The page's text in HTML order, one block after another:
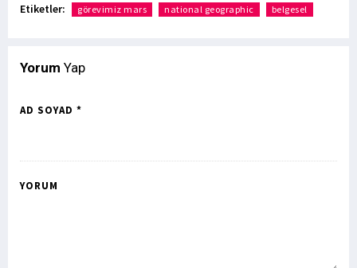
Etiketler: görevimiz mars national geographic belgesel
Yorum Yap
AD SOYAD *
YORUM